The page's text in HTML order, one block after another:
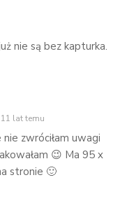
nie są bez kapturka.
11 lat temu
zwróciłam uwagi
😉 Ma 95 x
stronie 🙂